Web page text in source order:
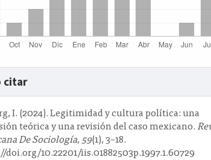
citar
I. (2024). Legitimidad y cultura política: una
teórica y una revisión del caso mexicano.
De Sociología, 59(1), 3–18.
doi.org/10.22201/iis.01882503p.1997.1.60729